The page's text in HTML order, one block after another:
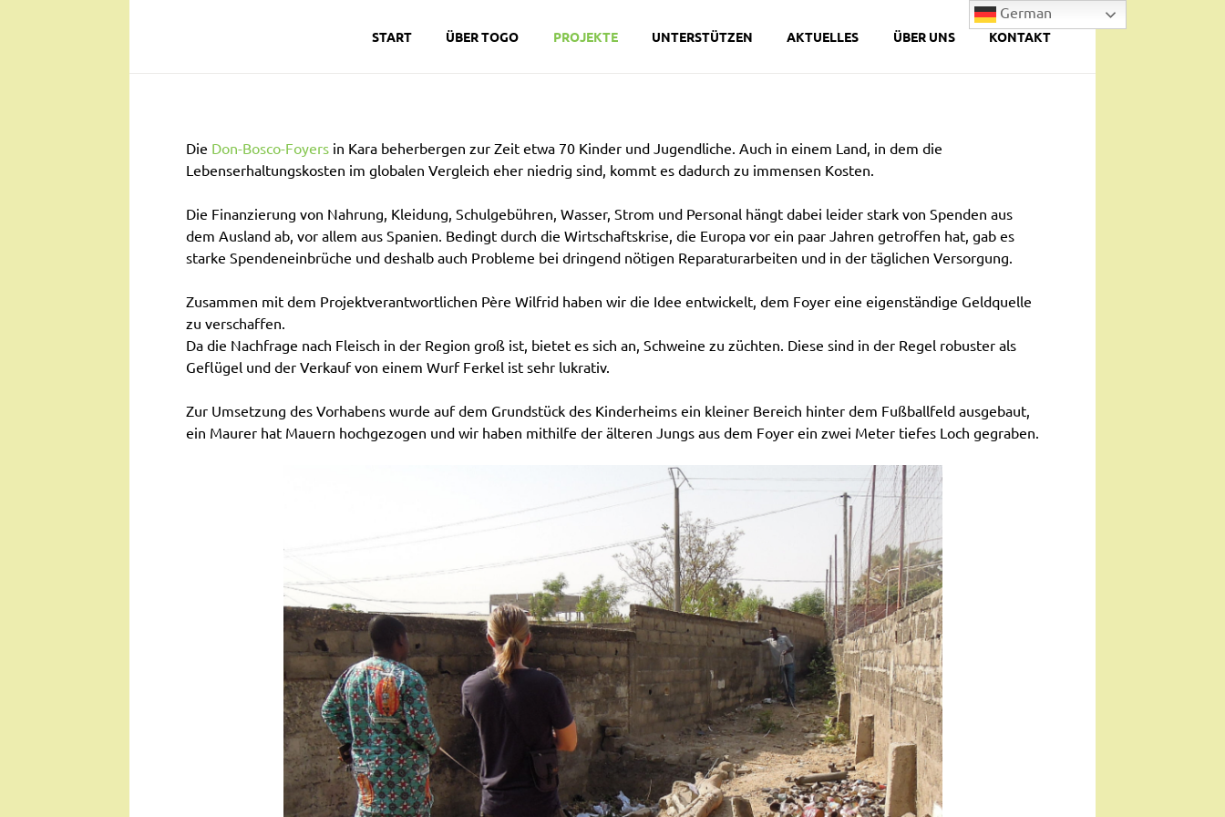
START ÜBER TOGO PROJEKTE UNTERSTÜTZEN AKTUELLES ÜBER UNS KONTAKT
Die Don-Bosco-Foyers in Kara beherbergen zur Zeit etwa 70 Kinder und Jugendliche. Auch in einem Land, in dem die
Lebenserhaltungskosten im globalen Vergleich eher niedrig sind, kommt es dadurch zu immensen Kosten.
Die Finanzierung von Nahrung, Kleidung, Schulgebühren, Wasser, Strom und Personal hängt dabei leider stark von Spenden aus
dem Ausland ab, vor allem aus Spanien. Bedingt durch die Wirtschaftskrise, die Europa vor ein paar Jahren getroffen hat, gab es
starke Spendeneinbrüche und deshalb auch Probleme bei dringend nötigen Reparaturarbeiten und in der täglichen Versorgung.
Zusammen mit dem Projektverantwortlichen Père Wilfrid haben wir die Idee entwickelt, dem Foyer eine eigenständige Geldquelle
zu verschaffen.
Da die Nachfrage nach Fleisch in der Region groß ist, bietet es sich an, Schweine zu züchten. Diese sind in der Regel robuster als
Geflügel und der Verkauf von einem Wurf Ferkel ist sehr lukrativ.
Zur Umsetzung des Vorhabens wurde auf dem Grundstück des Kinderheims ein kleiner Bereich hinter dem Fußballfeld ausgebaut,
ein Maurer hat Mauern hochgezogen und wir haben mithilfe der älteren Jungs aus dem Foyer ein zwei Meter tiefes Loch gegraben.
German